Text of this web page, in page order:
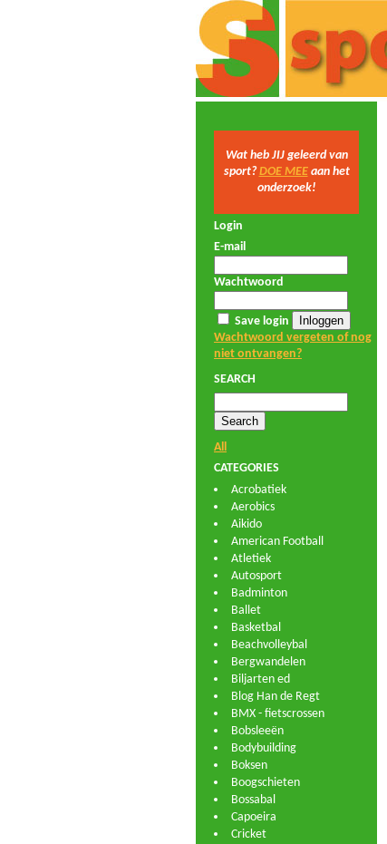
Wat heb JIJ geleerd van
sport?DOE MEEaan het
onderzoek!
Login
E-mail
Wachtwoord
Save login
Wachtwoord vergeten of nog
niet ontvangen?
SEARCH
All
CATEGORIES
Acrobatiek
Aerobics
Aikido
American Football
Atletiek
Autosport
Badminton
Ballet
Basketbal
Beachvolleybal
Bergwandelen
Biljarten ed
Blog Han de Regt
BMX - fietscrossen
Bobsleeën
Bodybuilding
Boksen
Boogschieten
Bossabal
Capoeira
Cricket